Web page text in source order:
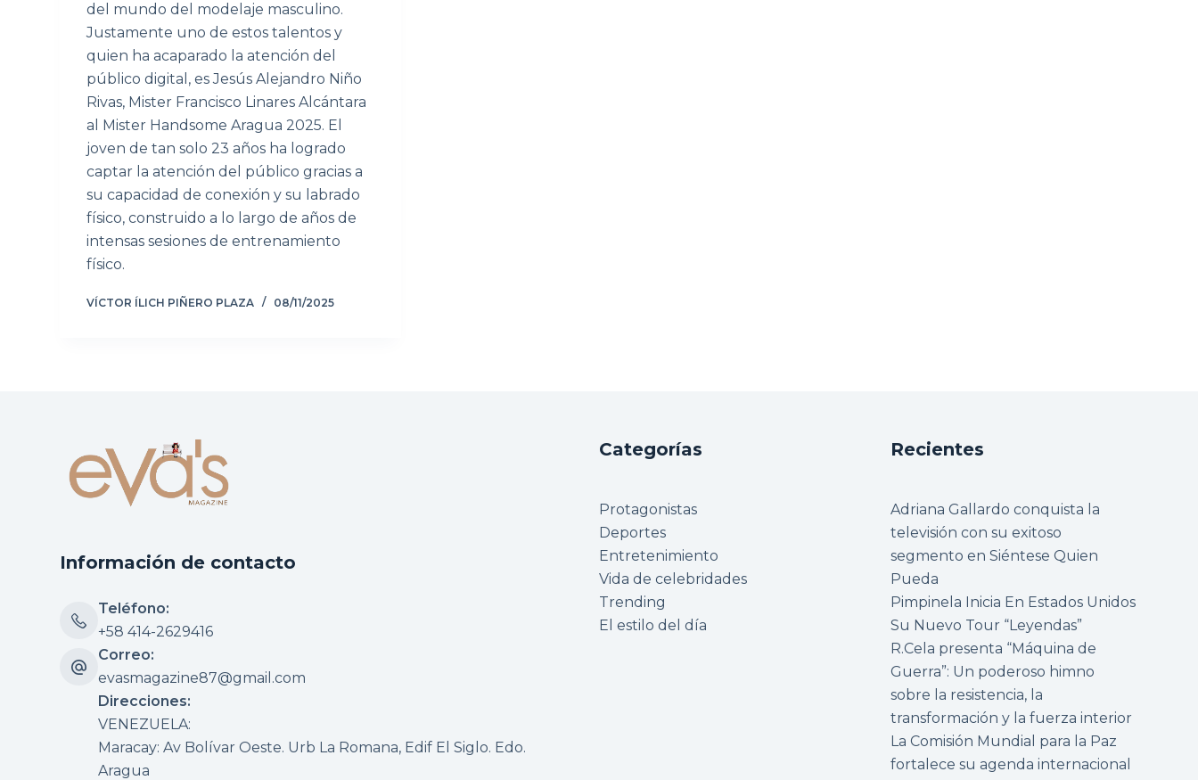
del mundo del modelaje masculino.
Justamente uno de estos talentos y
quien ha acaparado la atención del
público digital, es Jesús Alejandro Niño
Rivas, Mister Francisco Linares Alcántara
al Mister Handsome Aragua 2025. El
joven de tan solo 23 años ha logrado
captar la atención del público gracias a
su capacidad de conexión y su labrado
físico, construido a lo largo de años de
intensas sesiones de entrenamiento
físico.
VÍCTOR ÍLICH PIÑERO PLAZA 08/11/2025
Información de contacto
Teléfono:
+58 414-2629416
Correo:
evasmagazine87@gmail.com
Direcciones:
VENEZUELA:
Maracay: Av Bolívar Oeste. Urb La Romana, Edif El Siglo. Edo.
Aragua
Categorías
Protagonistas
Deportes
Entretenimiento
Vida de celebridades
Trending
El estilo del día
Recientes
Adriana Gallardo conquista la
televisión con su exitoso
segmento en Siéntese Quien
Pueda
Pimpinela Inicia En Estados Unidos
Su Nuevo Tour “Leyendas”
R.Cela presenta “Máquina de
Guerra”: Un poderoso himno
sobre la resistencia, la
transformación y la fuerza interior
La Comisión Mundial para la Paz
fortalece su agenda internacional